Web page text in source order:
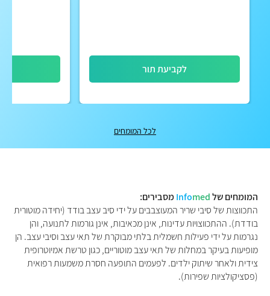
לקביעת תור
לכל המומחים
המומחים של Infomed
מסבירים:
התכווצות של סיבי שריר המעוצבבים על ידי סיב עצב בודד (יחידה מוטורית
בודדת). ההתכווצויות עדינות, אינן מכאיבות, אינן גורמות לתנועה, והן
נגרמות על ידי פעילות חשמלית בלתי מבוקרת של תאי עצב וסיבי עצב. הן
מופיעות בעיקר במחלות של תאי עצב מוטוריים, כגון טרשת אמיוטרופית
צידית ולאחר שיתוק ילדים. לפעמים התופעה חסרת משמעות רפואית
(פסציקולציות שפירות).